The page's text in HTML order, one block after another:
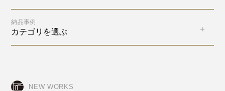
納品事例
カテゴリを選ぶ
NEW WORKS